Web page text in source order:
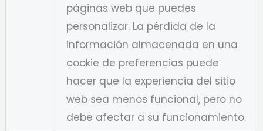
páginas web que puedes
personalizar. La pérdida de la
información almacenada en una
cookie de preferencias puede
hacer que la experiencia del sitio
web sea menos funcional, pero no
debe afectar a su funcionamiento.